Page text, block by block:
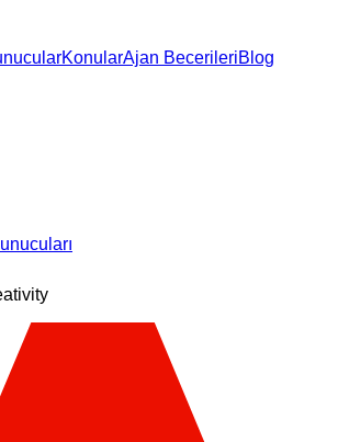
KonularAjan BecerileriBlog